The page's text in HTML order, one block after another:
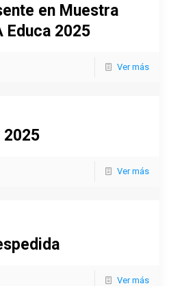
en Muestra
Educa 2025
Ver más
2025
Ver más
Ver más